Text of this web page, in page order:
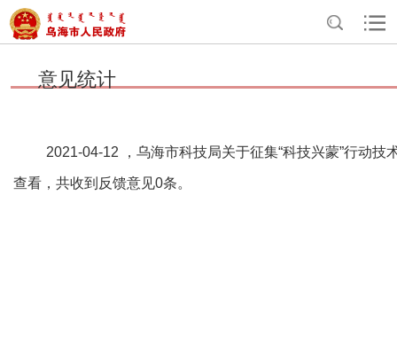
首页>互动交流 > 民意征集
意见统计
2021-04-12 ，乌海市科技局关于征集“科技兴蒙”行动
查看，共收到反馈意见0条。